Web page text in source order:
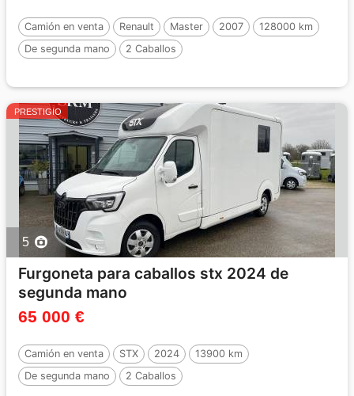
Camión en venta Renault Master 2007
128000 km
De segunda mano
2 Caballos
PRESTIGIO
5
Furgoneta para caballos stx 2024 de
segunda mano
65 000 €
Camión en venta STX 2024
13900 km
De segunda mano
2 Caballos